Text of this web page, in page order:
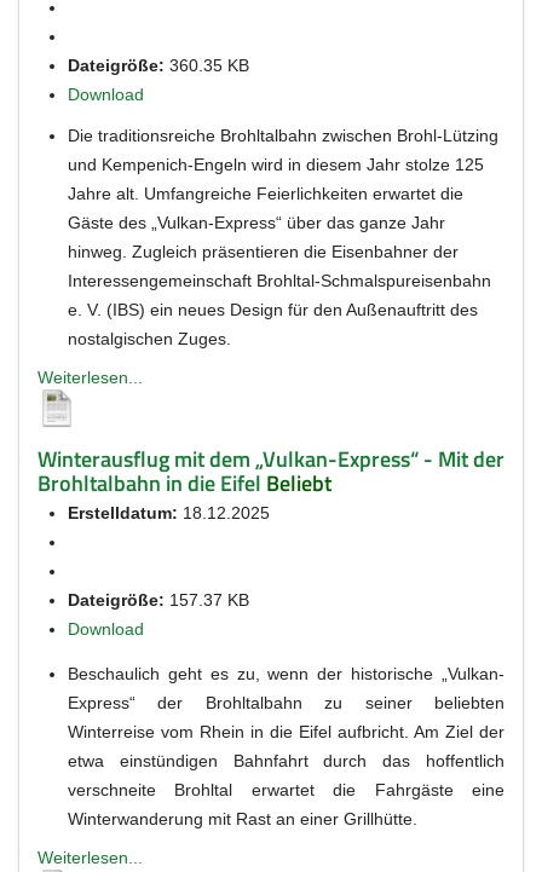
Dateigröße: 360.35 KB
Download
Die traditionsreiche Brohltalbahn zwischen Brohl-Lützing
und Kempenich-Engeln wird in diesem Jahr stolze 125
Jahre alt. Umfangreiche Feierlichkeiten erwartet die
Gäste des „Vulkan-Express“ über das ganze Jahr
hinweg. Zugleich präsentieren die Eisenbahner der
Interessengemeinschaft Brohltal-Schmalspureisenbahn
e. V. (IBS) ein neues Design für den Außenauftritt des
nostalgischen Zuges.
Weiterlesen...
Winterausflug mit dem „Vulkan-Express“ - Mit der
Brohltalbahn in die Eifel Beliebt
Erstelldatum: 18.12.2025
Dateigröße: 157.37 KB
Download
Beschaulich geht es zu, wenn der historische „Vulkan-
Express“ der Brohltalbahn zu seiner beliebten
Winterreise vom Rhein in die Eifel aufbricht. Am Ziel der
etwa einstündigen Bahnfahrt durch das hoffentlich
verschneite Brohltal erwartet die Fahrgäste eine
Winterwanderung mit Rast an einer Grillhütte.
Weiterlesen...